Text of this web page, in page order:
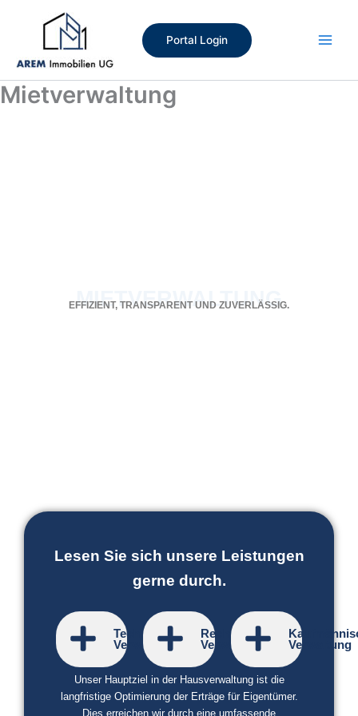
springen
Portal Login
Mietverwaltung
MIETVERWALTUNG
EFFIZIENT, TRANSPARENT UND ZUVERLÄSSIG.
Lesen Sie sich unsere Leistungen
gerne durch.
Technische
Verwaltung
Rechtliche
Verwaltung
Verwaltung
Unser Hauptziel in der Hausverwaltung ist die
langfristige Optimierung der Erträge für Eigentümer.
Dies erreichen wir durch eine umfassende